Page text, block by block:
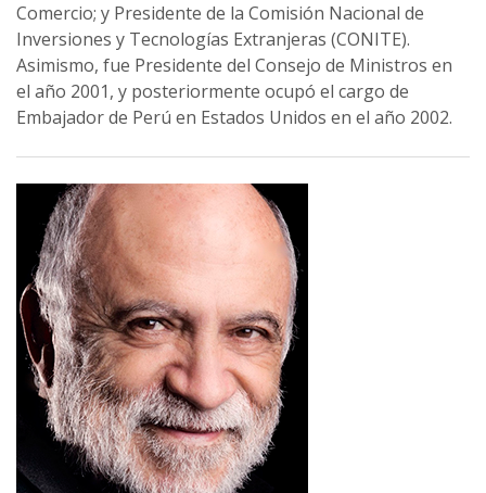
Comercio; y Presidente de la Comisión Nacional de
Inversiones y Tecnologías Extranjeras (CONITE).
Asimismo, fue Presidente del Consejo de Ministros en
el año 2001, y posteriormente ocupó el cargo de
Embajador de Perú en Estados Unidos en el año 2002.